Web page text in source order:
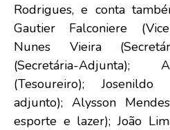
Rodrigues, e conta
Gautier Falconiere
Nunes Vieira
(Secretária-Adjunta);
(Tesoureiro); Josenildo
adjunto); Alysson
esporte e lazer); João